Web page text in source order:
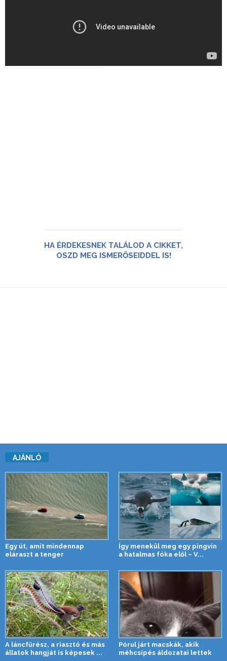
HA ÉRDEKESNEK TALÁLOD A CIKKET,
OSZD MEG ISMERŐSEIDDEL IS!
AJÁNLÓ
Egy út, amit mindennap
eláraszt a tenger
Így menekül meg egy pingvin
a hatalmas fóka elől – V...
A láncfűrész, a riasztó és más
állatok hangját is képesek ...
Pórul járt macskák, akik
méhcsípés áldozatai lettek